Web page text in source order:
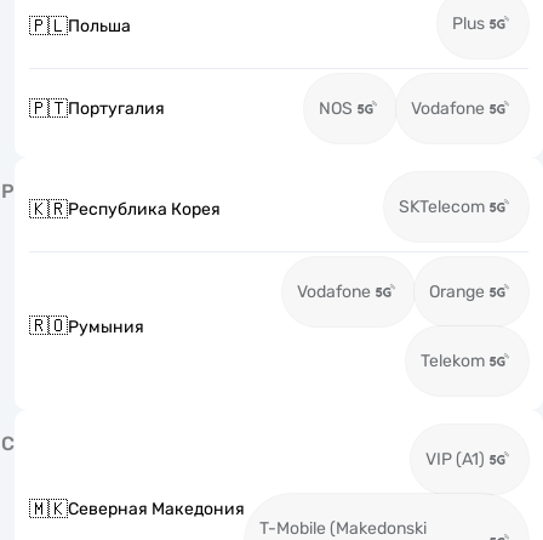
🇵🇱Польша Plus
🇵🇹Португалия NOS Vodafone
Р
🇰🇷Республика Корея SKTelecom
🇷🇴Румыния
Vodafone Orange
Telekom
С
🇲🇰Северная Македония
VIP (A1)
T-Mobile (Makedonski